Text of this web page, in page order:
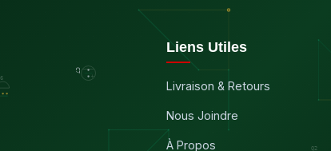
Liens Utiles
Livraison & Retours
Nous Joindre
À Propos